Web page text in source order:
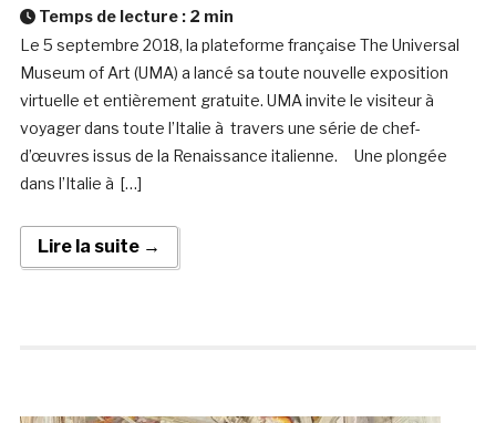
Temps de lecture : 2 min
Le 5 septembre 2018, la plateforme française The Universal
Museum of Art (UMA) a lancé sa toute nouvelle exposition
virtuelle et entièrement gratuite. UMA invite le visiteur à
voyager dans toute l’Italie à travers une série de chef-
d’œuvres issus de la Renaissance italienne. Une plongée
dans l’Italie à […]
Lire la suite →